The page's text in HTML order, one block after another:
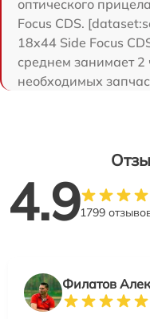
оптического
Focus CDS.
18x44 Side Focus
среднем занимает
необходимых
4.91799
Филатов